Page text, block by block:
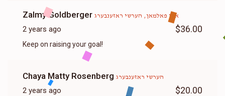
Zalmy Goldberger ארי פאלמאן, הערשי ראזענבערג
2 years ago $36.00
Keep on raising your goal!
Chaya Matty Rosenberg הערשי ראזענבערג
2 years ago $20.00